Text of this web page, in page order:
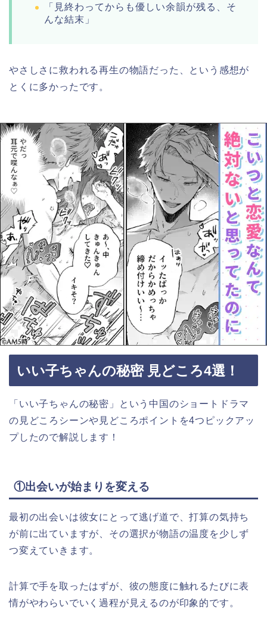
「見終わってからも優しい余韻が残る、そ
んな結末」​
やさしさに救われる再生の物語だった、という感想が
とくに多かったです。
いい子ちゃんの秘密 見どころ4選！
「いい子ちゃんの秘密」という中国 のショートドラマ
の見どころシーンや見どころポイントを4つピックアッ
プしたので解説します！
①出会いが始まりを変える
最初の出会いは彼女にとって逃げ道で、打算の気持ち
が前に出ていますが、その選択が物語の温度を少しず
つ変えていきます。​
計算で手を取ったはずが、彼の態度に触れるたびに表
情がやわらいでいく過程が見えるのが印象的です。​